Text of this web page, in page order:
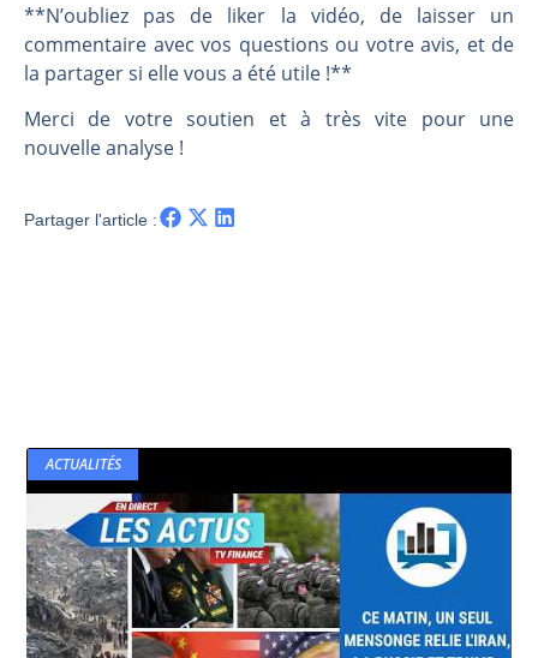
**N’oubliez pas de liker la vidéo, de laisser un
commentaire avec vos questions ou votre avis, et de
la partager si elle vous a été utile !**
Merci de votre soutien et à très vite pour une
nouvelle analyse !
Partager l'article :
ACTUALITÉS